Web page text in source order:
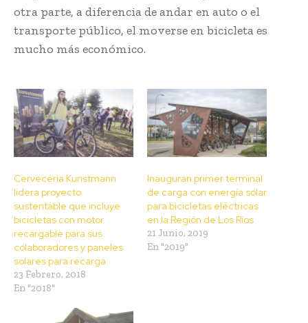
otra parte, a diferencia de andar en auto o el
transporte público, el moverse en bicicleta es
mucho más económico.
Cervecería Kunstmann
lidera proyecto
sustentable que incluye
bicicletas con motor
recargable para sus
colaboradores y paneles
solares para recarga
23 Febrero, 2018
En "2018"
Inauguran primer terminal
de carga con energía solar
para bicicletas eléctricas
en la Región de Los Ríos
21 Junio, 2019
En "2019"